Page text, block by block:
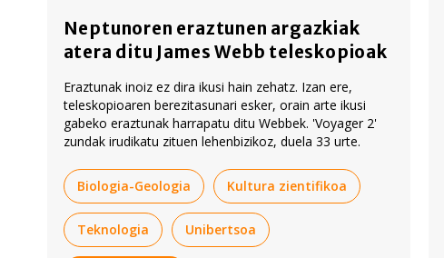
Neptunoren eraztunen argazkiak
atera ditu James Webb teleskopioak
Eraztunak inoiz ez dira ikusi hain zehatz. Izan ere,
teleskopioaren berezitasunari esker, orain arte ikusi
gabeko eraztunak harrapatu ditu Webbek. 'Voyager 2'
zundak irudikatu zituen lehenbizikoz, duela 33 urte.
Biologia-Geologia Kultura zientifikoa
Teknologia Unibertsoa